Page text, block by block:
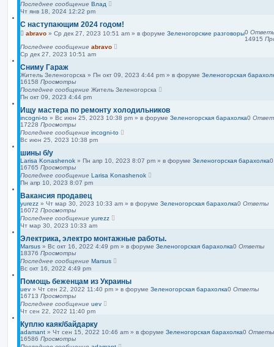
Последнее сообщение Влад
Чт янв 18, 2024 12:22 pm
С наступающим 2024 годом!
abravo » Ср дек 27, 2023 10:51 am » в форуме Зеленогорские разговоры0
14915
Последнее сообщение abravo
Ср дек 27, 2023 10:51 am
Сниму Гараж
Житель Зеленогорска » Пн окт 09, 2023 4:44 pm » в форуме Зеленогорская
16158 Просмотры
Последнее сообщение Житель Зеленогорска
Пн окт 09, 2023 4:44 pm
Ищу мастера по ремонту холодильников
incogni-to » Вс июн 25, 2023 10:38 pm » в форуме Зеленогорская барахолка0
17228 Просмотры
Последнее сообщение incogni-to
Вс июн 25, 2023 10:38 pm
шины б/у
Larisa Konashenok » Пн апр 10, 2023 8:07 pm » в форуме Зеленогорская барахолка
16765 Просмотры
Последнее сообщение Larisa Konashenok
Пн апр 10, 2023 8:07 pm
Вакансия продавец
yurezz » Чт мар 30, 2023 10:33 am » в форуме Зеленогорская барахолка0 Ответы
16072 Просмотры
Последнее сообщение yurezz
Чт мар 30, 2023 10:33 am
Электрика, электро монтажные работы.
Marsus » Вс окт 16, 2022 4:49 pm » в форуме Зеленогорская барахолка0 Ответы
18376 Просмотры
Последнее сообщение Marsus
Вс окт 16, 2022 4:49 pm
Помощь беженцам из Украины
uev » Чт сен 22, 2022 11:40 pm » в форуме Зеленогорская барахолка0 Ответы
16713 Просмотры
Последнее сообщение uev
Чт сен 22, 2022 11:40 pm
Куплю каяк/байдарку
adamant » Чт сен 15, 2022 10:46 am » в форуме Зеленогорская барахолка0 Ответы
16586 Просмотры